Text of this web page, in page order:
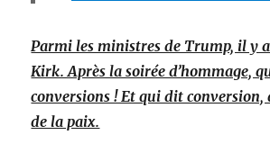
Parmi les ministres de Trump, il y
Kirk. Après la soirée d’hommage,
conversions ! Et qui dit conversion,
de la paix.